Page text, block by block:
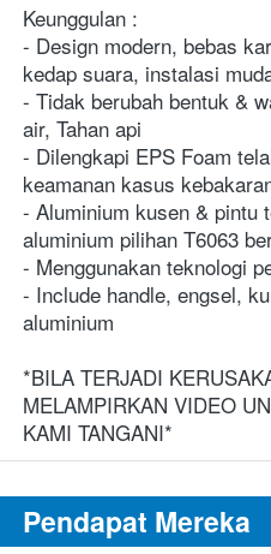
Keunggulan :
- Design modern, bebas
kedap suara, instalasi
- Tidak berubah bentuk &
air, Tahan api
- Dilengkapi EPS Foam
keamanan kasus
- Aluminium kusen & pintu
aluminium pilihan T6063
- Menggunakan teknologi
- Include handle, engsel,
aluminium
*BILA TERJADI
MELAMPIRKAN VIDEO
KAMI TANGANI*
Pendapat Mereka